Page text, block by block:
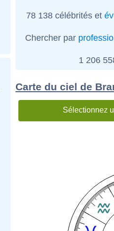
78 138 célébrités et
Chercher par
1 206
Carte du ciel de
Sélectionnez